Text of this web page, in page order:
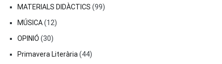
MATERIALS DIDÀCTICS (99)
MÚSICA(12)
OPINIÓ (30)
Primavera Literària (44)